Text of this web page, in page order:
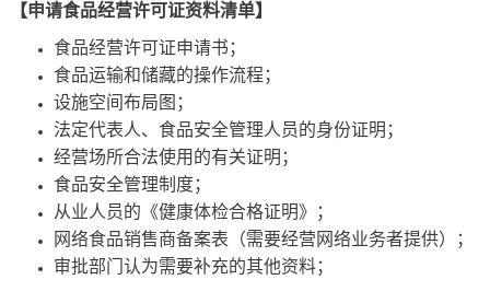
【申请食品经营许可证资料清单】
食品经营许可证申请书；
食品运输和储藏的操作流程；
设施空间布局图；
法定代表人、食品安全管理人员的身份证明；
经营场所合法使用的有关证明；
食品安全管理制度；
从业人员的《健康体检合格证明》；
网络食品销售商备案表（需要经营网络业务者提供）；
审批部门认为需要补充的其他资料；